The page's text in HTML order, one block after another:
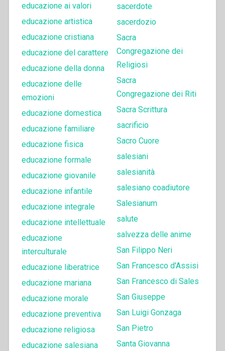
educazione ai valori
educazione artistica
educazione cristiana
educazione del carattere
educazione della donna
educazione delle
emozioni
educazione domestica
educazione familiare
educazione fisica
educazione formale
educazione giovanile
educazione infantile
educazione integrale
educazione intellettuale
educazione
interculturale
educazione liberatrice
educazione mariana
educazione morale
educazione preventiva
educazione religiosa
educazione salesiana
sacerdote
sacerdozio
Sacra
Congregazione dei
Religiosi
Sacra
Congregazione dei Riti
Sacra Scrittura
sacrificio
Sacro Cuore
salesiani
salesianità
salesiano coadiutore
Salesianum
salute
salvezza delle anime
San Filippo Neri
San Francesco d'Assisi
San Francesco di Sales
San Giuseppe
San Luigi Gonzaga
San Pietro
Santa Giovanna